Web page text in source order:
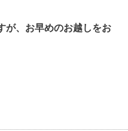
が、お早めのお越しをお